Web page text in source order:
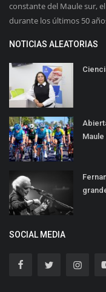
constante del Maule sur,
durante los últimos 50
NOTICIAS ALEATORIAS
SOCIAL MEDIA